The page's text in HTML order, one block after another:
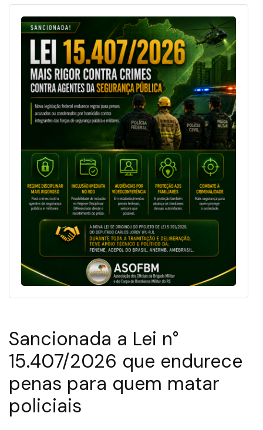
Sancionada a Lei n°
15.407/2026 que endurece
penas para quem matar
policiais